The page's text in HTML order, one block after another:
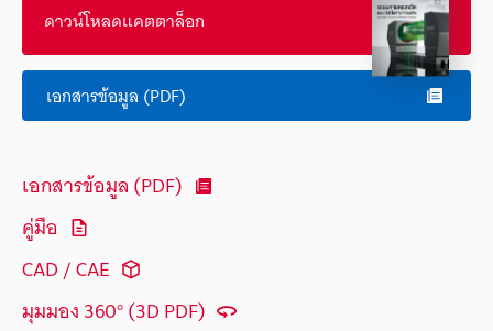
ดาวน์โหลดแคตตาล็อก
เอกสารข้อมูล (PDF)
เอกสารข้อมูล (PDF)
คู่มือ
CAD / CAE
มุมมอง 360° (3D PDF)